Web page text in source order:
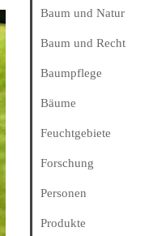
Baum und Natur
Baum und Recht
Baumpflege
Bäume
Feuchtgebiete
Forschung
Personen
Produkte